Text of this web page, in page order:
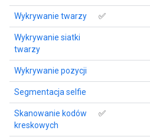
Wykrywanie twarzy ✅
Wykrywanie siatki
twarzy
Wykrywanie pozycji
Segmentacja selfie
Skanowanie kodów
kreskowych
✅